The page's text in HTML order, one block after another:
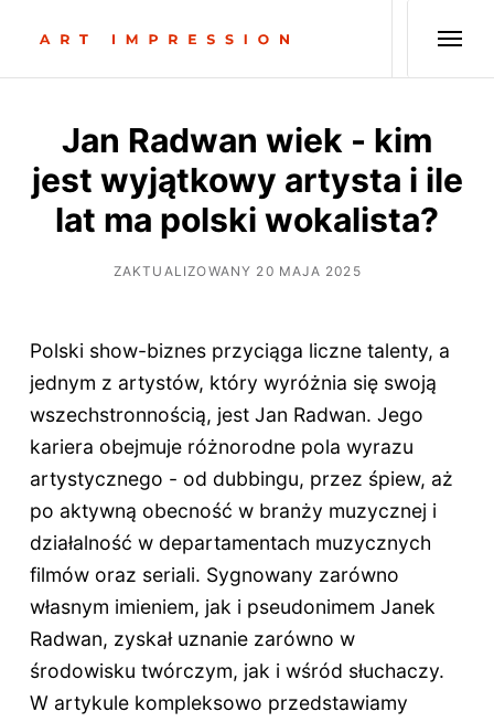
Jan Radwan wiek - kim
jest wyjątkowy artysta i ile
lat ma polski wokalista?
ZAKTUALIZOWANY 20 MAJA 2025
Polski show-biznes przyciąga liczne talenty, a
jednym z artystów, który wyróżnia się swoją
wszechstronnością, jest Jan Radwan. Jego
kariera obejmuje różnorodne pola wyrazu
artystycznego - od dubbingu, przez śpiew, aż
po aktywną obecność w branży muzycznej i
działalność w departamentach muzycznych
filmów oraz seriali. Sygnowany zarówno
własnym imieniem, jak i pseudonimem Janek
Radwan, zyskał uznanie zarówno w
środowisku twórczym, jak i wśród słuchaczy.
W artykule kompleksowo przedstawiamy